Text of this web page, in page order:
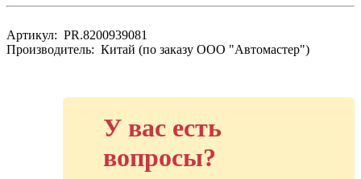
Артикул: PR.8200939081
Производитель: Китай (по заказу ООО "Автомастер")
У вас есть
вопросы?